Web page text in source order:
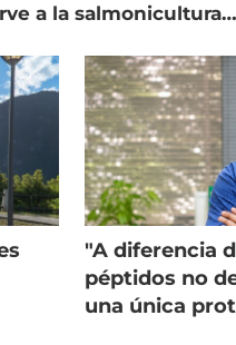
a la salmonicultura
"A diferencia
péptidos no
una única